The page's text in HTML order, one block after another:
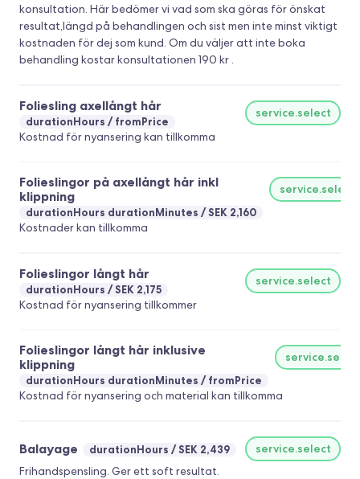
konsultation. Här bedömer vi vad som ska göras för önskat
resultat,längd på behandlingen och sist men inte minst viktigt
kostnaden för dej som kund. Om du väljer att inte boka
behandling kostar konsultationen 190 kr .
Foliesling axellångt hår
durationHours fromPrice
service.select
Kostnad för nyansering kan tillkomma
Folieslingor på axellångt hår inkl
klippning
durationHours durationMinutes SEK 2,160
service.select
Kostnader kan tillkomma
Folieslingor långt hår
durationHours SEK 2,175
service.select
Kostnad för nyansering tillkommer
Folieslingor långt hår inklusive
klippning
durationHours durationMinutes fromPrice
service.select
Kostnad för nyansering och material kan tillkomma
Balayage durationHours SEK 2,439
service.select
Frihandspensling. Ger ett soft resultat.